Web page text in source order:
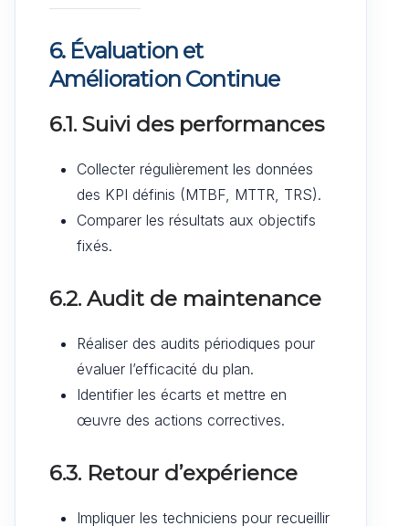
6. Évaluation et
Amélioration Continue
6.1. Suivi des performances
Collecter régulièrement les données
des KPI définis (MTBF, MTTR, TRS).
Comparer les résultats aux objectifs
fixés.
6.2. Audit de maintenance
Réaliser des audits périodiques pour
évaluer l’efficacité du plan.
Identifier les écarts et mettre en
œuvre des actions correctives.
6.3. Retour d’expérience
Impliquer les techniciens pour recueillir